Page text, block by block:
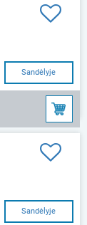
Sandėlyje
Sandėlyje